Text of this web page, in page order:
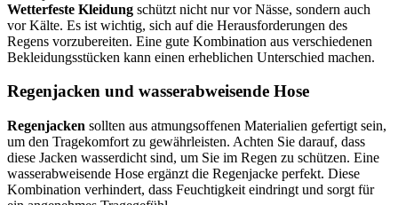
Wetterfeste Kleidung schützt nicht nur vor Nässe, sondern auch
vor Kälte. Es ist wichtig, sich auf die Herausforderungen des
Regens vorzubereiten. Eine gute Kombination aus verschiedenen
Bekleidungsstücken kann einen erheblichen Unterschied machen.
Regenjacken und wasserabweisende Hose
Regenjacken sollten aus atmungsoffenen Materialien gefertigt sein,
um den Tragekomfort zu gewährleisten. Achten Sie darauf, dass
diese Jacken wasserdicht sind, um Sie im Regen zu schützen. Eine
wasserabweisende Hose ergänzt die Regenjacke perfekt. Diese
Kombination verhindert, dass Feuchtigkeit eindringt und sorgt für